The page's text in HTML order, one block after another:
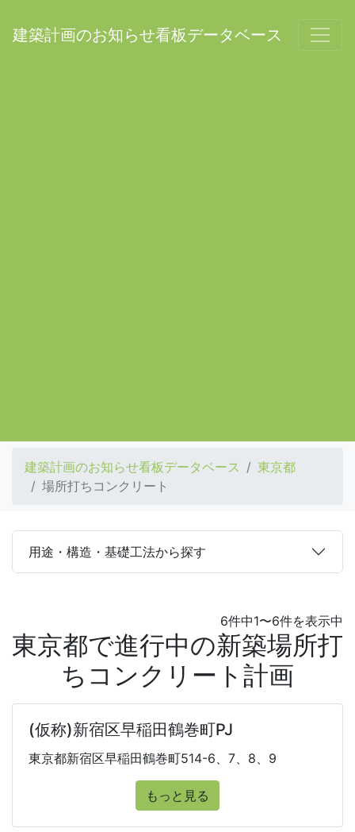
建築計画のお知らせ看板データベース
建築計画のお知らせ看板データベース
東京都
場所打ちコンクリート
用途・構造・基礎工法から探す
6件中1〜6件を表示中
東京都で進行中の新築場所打
ちコンクリート計画
(仮称)新宿区早稲田鶴巻町PJ
東京都新宿区早稲田鶴巻町514-6、7、8、9
もっと見る